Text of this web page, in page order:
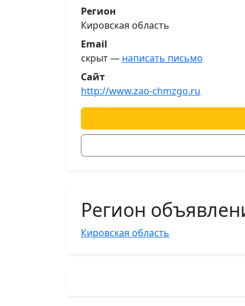
Регион
Кировская область
Email
скрыт — написать письмо
Сайт
http://www.zao-chmzgo.ru
Регион
Кировская область